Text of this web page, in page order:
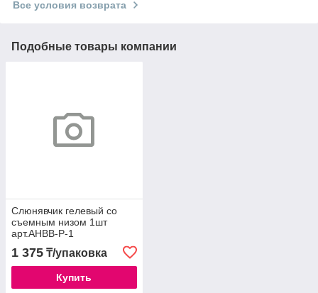
Все условия возврата
Подобные товары компании
Слюнявчик гелевый со
съемным низом 1шт
арт.AHBB-Р-1
1 375 ₸/упаковка
Купить